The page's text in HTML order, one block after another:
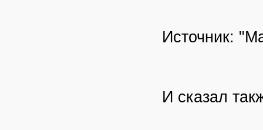
Источник:
И сказал